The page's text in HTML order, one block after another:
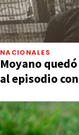
NACIONALES
Moyano
al episodio